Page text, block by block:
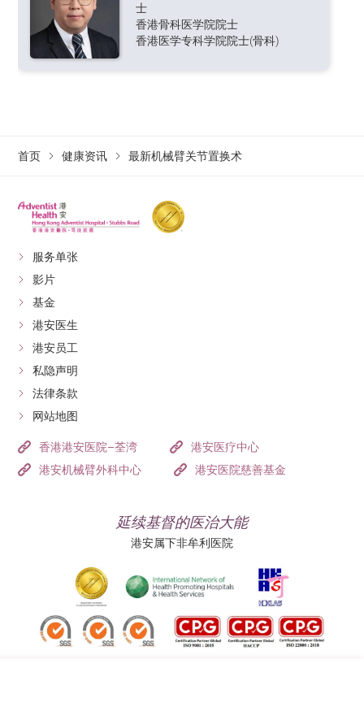
士
香港骨科医学院院士
香港医学专科学院院士(骨科)
首页 健康资讯 最新机械臂关节置换术
服务单张
影片
基金
港安医生
港安员工
私隐声明
法律条款
网站地图
香港港安医院–荃湾
港安医疗中心
港安机械臂外科中心
港安医院慈善基金
延续基督的医治大能
港安属下非牟利医院